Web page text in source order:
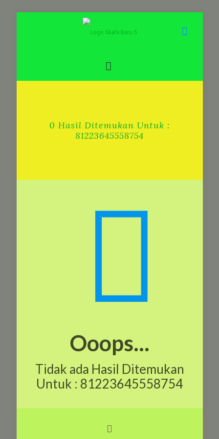
0 Hasil Ditemukan Untuk :
81223645558754
Ooops...
Tidak ada Hasil Ditemukan
Untuk : 81223645558754